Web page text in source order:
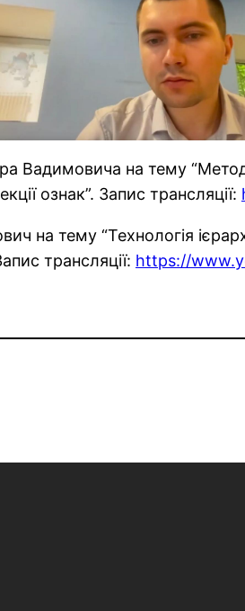
Вадимовича на тему
ознак”. Запис трансляції:
на тему “Технологія
трансляції: https://